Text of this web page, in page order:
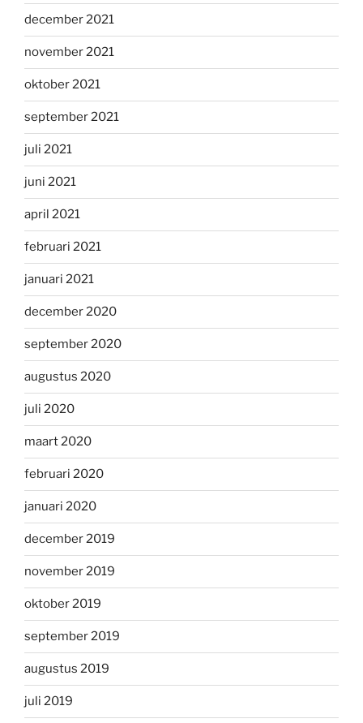
december 2021
november 2021
oktober 2021
september 2021
juli 2021
juni 2021
april 2021
februari 2021
januari 2021
december 2020
september 2020
augustus 2020
juli 2020
maart 2020
februari 2020
januari 2020
december 2019
november 2019
oktober 2019
september 2019
augustus 2019
juli 2019